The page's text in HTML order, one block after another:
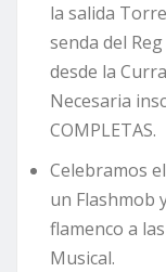
la salida
senda del
desde la
Necesaria
COMPLETAS.
Celebramos
un Flashmob
flamenco a
Musical.